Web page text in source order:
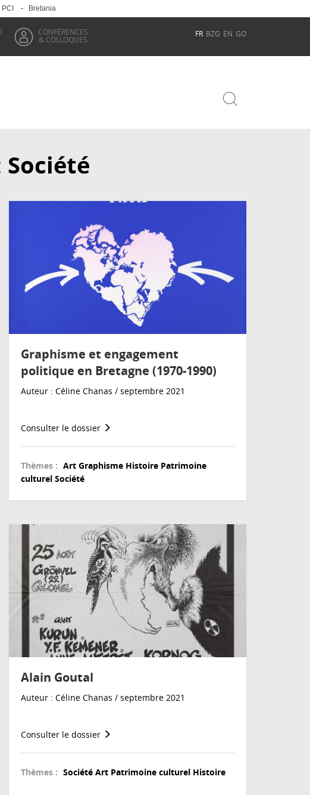
PCI - Bretania
CONFÉRENCES
& COLLOQUES
FR BZG EN GO
Société
Graphisme et engagement
politique en Bretagne (1970-1990)
Auteur : Céline Chanas / septembre 2021
Consulter le dossier
Thèmes : Art Graphisme Histoire Patrimoine
culturel Société
Alain Goutal
Auteur : Céline Chanas / septembre 2021
Consulter le dossier
Thèmes : Société Art Patrimoine culturel Histoire